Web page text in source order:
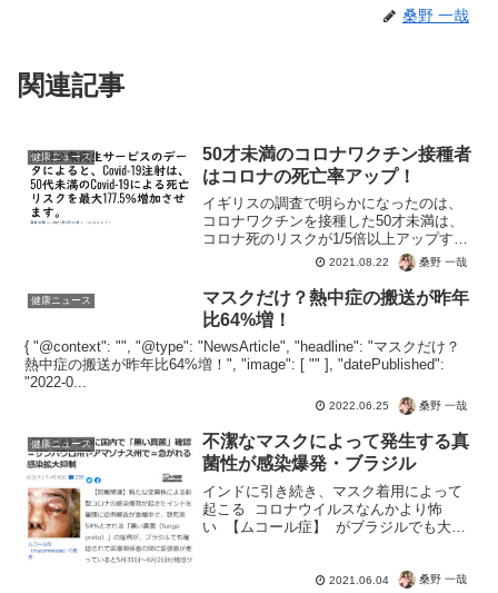
桑野 一哉
関連記事
健康ニュース
50才未満のコロナワクチン接種者
はコロナの死亡率アップ！
イギリスの調査で明らかになったのは、
コロナワクチンを接種した50才未満は、
コロナ死のリスクが1/5倍以上アップする
というもの。感染予防、発症予防、重症
化予防にもならず、死亡リスクを上げる
だけという・・・打ってしまった人。特
に２回接種してしま...
2021.08.22 桑野 一哉
健康ニュース
マスクだけ？熱中症の搬送が昨年
比64%増！
{ "@context": "", "@type": "NewsArticle", "headline": "マスクだけ？
熱中症の搬送が昨年比64%増！", "image": [ "" ], "datePublished":
"2022-0...
2022.06.25 桑野 一哉
健康ニュース
不潔なマスクによって発生する真
菌性が感染爆発・ブラジル
インドに引き続き、マスク着用によって
起こる コロナウイルスなんかより怖
い 【ムコール症】 がブラジルでも大流
が必要ですね。新型コロナウイルスの変
2021.06.04 桑野 一哉